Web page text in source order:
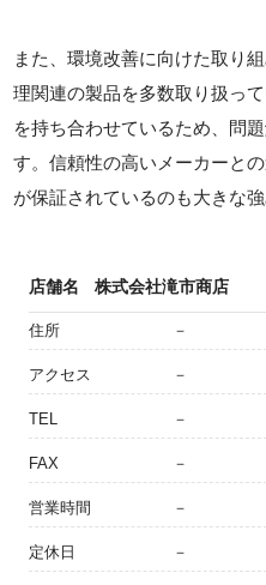
また、環境改善に向けた取り
理関連の製品を多数取り扱っ
を持ち合わせているため、問
す。信頼性の高いメーカーと
が保証されているのも大きな強
店舗名 株式会社滝市商店
住所 －
アクセス －
TEL －
FAX －
営業時間 －
定休日 －